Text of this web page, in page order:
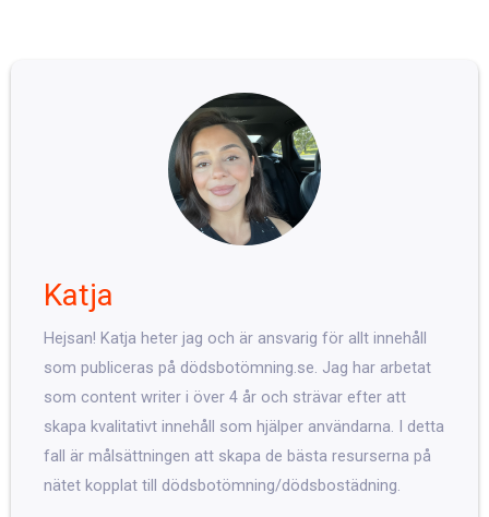
Katja
Hejsan! Katja heter jag och är ansvarig för allt innehåll
som publiceras på dödsbotömning.se. Jag har arbetat
som content writer i över 4 år och strävar efter att
skapa kvalitativt innehåll som hjälper användarna. I detta
fall är målsättningen att skapa de bästa resurserna på
nätet kopplat till dödsbotömning/dödsbostädning.